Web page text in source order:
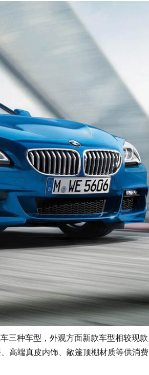
种车型，外观方面新款车型相较现款
高端真皮内饰、敞篷顶棚材质等供消费